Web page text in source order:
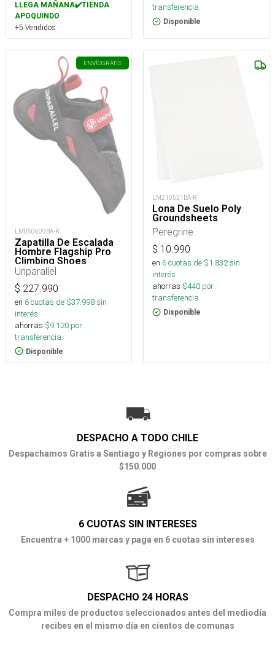
LLEGA MAÑANA✔️TIENDA
APOQUINDO
+5 Vendidos
transferencia.
Disponible
ENVÍOGRATIS
LM050609BA-R
Zapatilla De Escalada
Hombre Flagship Pro
Climbing Shoes
Unparallel
$ 227.990
en 6cuotas de $37.998sin
interés
ahorras $9.120 por
transferencia.
Disponible
LM210521BA-R
Lona De Suelo Poly
Groundsheets
Peregrine
$ 10.990
en 6cuotas de $1.832sin
interés
ahorras $440 por
transferencia.
Disponible
DESPACHO A TODO CHILE
Despachamos Gratis a Santiago y Regiones por compras sobre
$150.000
6 CUOTAS SIN INTERESES
Encuentra + 1000 marcas y paga en 6 cuotas sin intereses
DESPACHO 24 HORAS
Compra miles de productos seleccionados antes del mediodía
recibes en el mismo día en cientos de comunas